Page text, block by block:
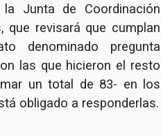
Junta de Coordinación
que revisará que cumplan
denominado pregunta
las que hicieron el resto
un total de 83- en los
obligado a responderlas.